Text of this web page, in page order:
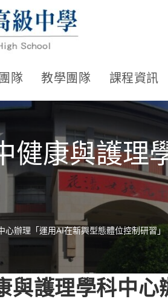
隊 教學團隊 課程資訊
健康與護理
心辦理「運用AI在新興型態體位控制研習」
與護理學科中